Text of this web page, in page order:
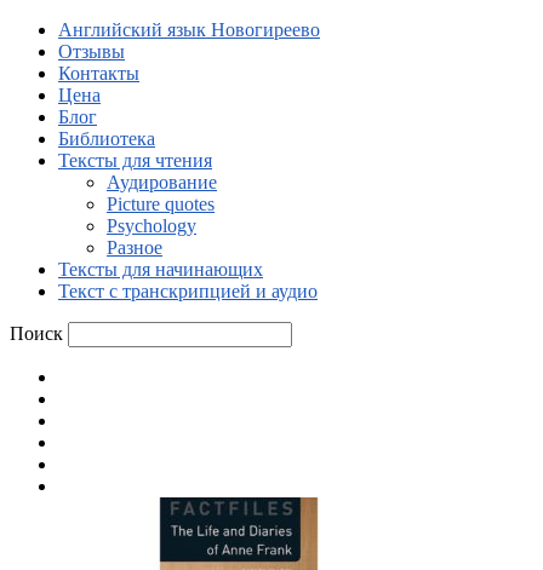
Английский язык Новогиреево
Отзывы
Контакты
Цена
Блог
Библиотека
Тексты для чтения
Аудирование
Picture quotes
Psychology
Разное
Тексты для начинающих
Текст с транскрипцией и аудио
Поиск